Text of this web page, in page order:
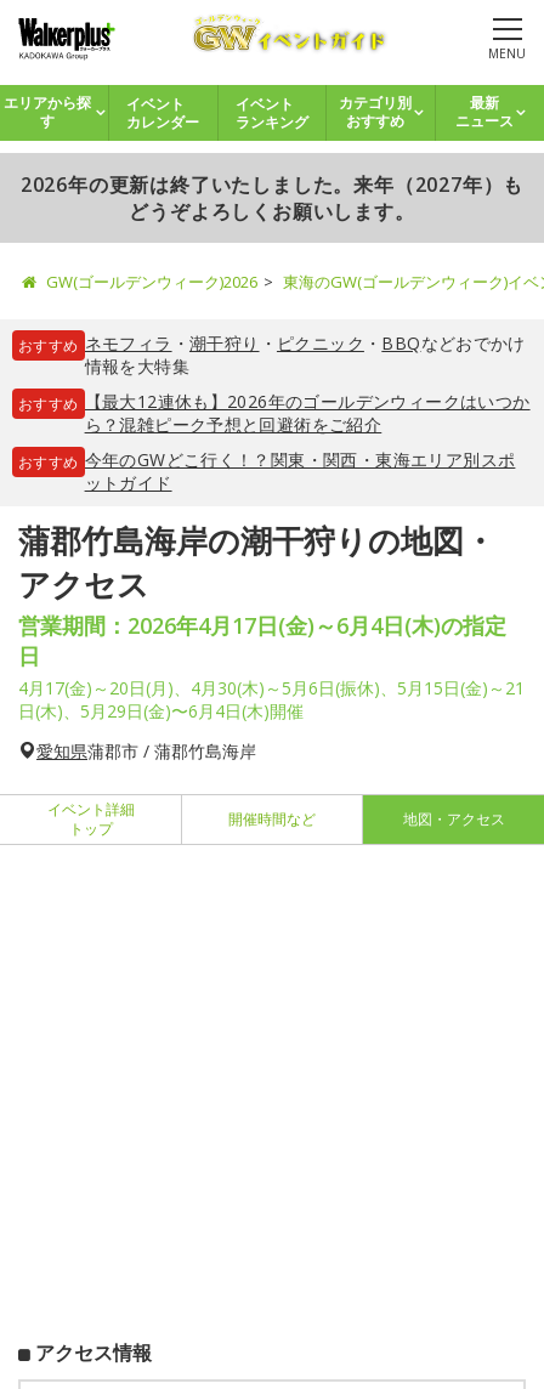
MENU
エリアから探
す
イベント
カレンダー
イベント
ランキング
カテゴリ別
おすすめ
最新
ニュース
2026年の更新は終了いたしました。来年（2027年）も
どうぞよろしくお願いします。
GW(ゴールデンウィーク)2026 東海のGW(ゴールデンウィーク)イ
おすすめ ネモフィラ ・ 潮干狩り ・ ピクニック ・ BBQなどおでかけ
情報を大特集
おすすめ
【最大12連休も】2026年のゴールデンウィークはいつか
ら？混雑ピーク予想と回避術をご紹介
おすすめ 今年のGWどこ行く！？関東・関西・東海エリア別スポ
ットガイド
蒲郡竹島海岸の潮干狩りの地図・
アクセス
営業期間：2026年4月17日(金)～6月4日(木)の指定
日
4月17(金)～20日(月)、4月30(木)～5月6日(振休)、5月15日(金)～21
日(木)、5月29日(金)〜6月4日(木)開催
愛知県蒲郡市 / 蒲郡竹島海岸
イベント詳細
トップ
開催時間など 地図・アクセス
アクセス情報